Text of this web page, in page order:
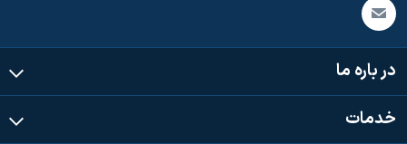
در باره ما
خدمات